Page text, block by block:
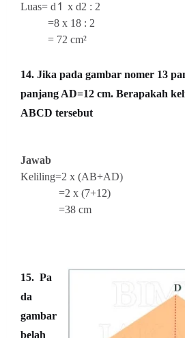
Luas= d↿ x d2 : 2
=8 x 18 : 2
= 72 cm²
14. Jika pada gambar nomer 13
panjang AD=12 cm. Berapakah
ABCD tersebut
Jawab
Keliling=2 x (AB+AD)
=2 x (7+12)
=38 cm
15. Pa
da
gambar
belah